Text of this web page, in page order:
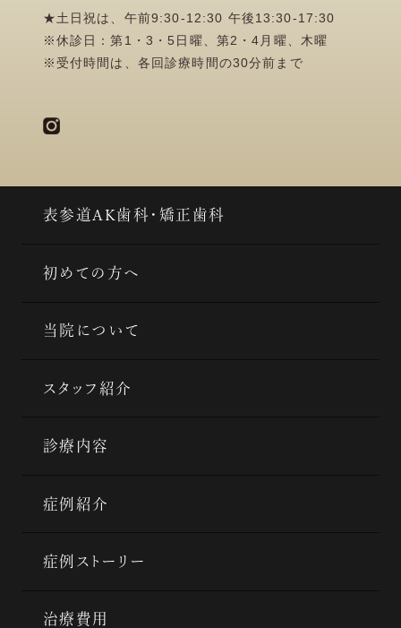
★土日祝は、午前9:30-12:30 午後13:30-17:30
※休診日：第1・3・5日曜、第2・4月曜、木曜
※受付時間は、各回診療時間の30分前まで
表参道AK歯科・矯正歯科
初めての方へ
当院について
スタッフ紹介
診療内容
症例紹介
症例ストーリー
治療費用